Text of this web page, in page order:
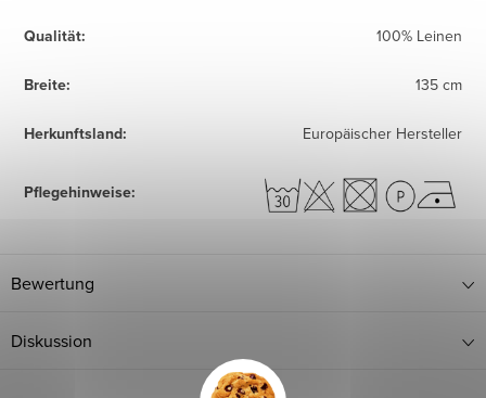
Qualität: 100% Leinen
Breite: 135 cm
Herkunftsland: Europäischer Hersteller
Pflegehinweise:
Bewertung
Diskussion